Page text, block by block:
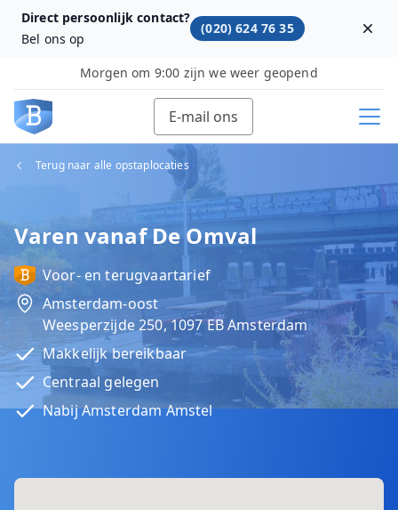
Direct persoonlijk contact?
Bel ons op
(020) 624 76 35
Morgen om 9:00 zijn we weer geopend
E-mail ons
Terug naar alle opstaplocaties
Varen vanaf De Omval
Voor- en terugvaartarief
Amsterdam-oost
Weesperzijde 250, 1097 EB Amsterdam
Makkelijk bereikbaar
Centraal gelegen
Nabij Amsterdam Amstel